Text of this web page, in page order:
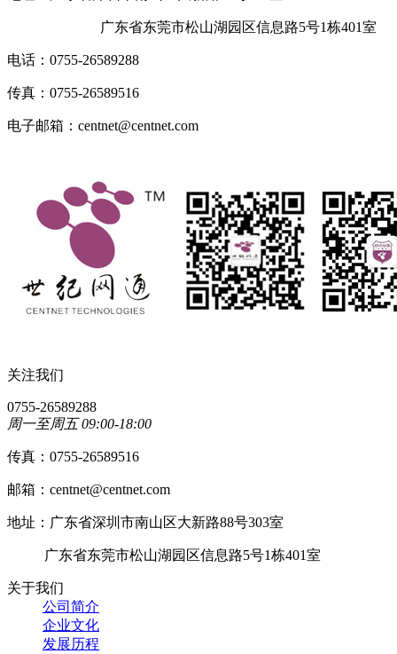
广东省东莞市松山湖园区信息路5号1栋401室
电话：0755-26589288
传真：0755-26589516
电子邮箱：centnet@centnet.com
关注我们
0755-26589288
周一至周五 09:00-18:00
传真：0755-26589516
邮箱：centnet@centnet.com
地址：广东省深圳市南山区大新路88号303室
广东省东莞市松山湖园区信息路5号1栋401室
关于我们
公司简介
企业文化
发展历程